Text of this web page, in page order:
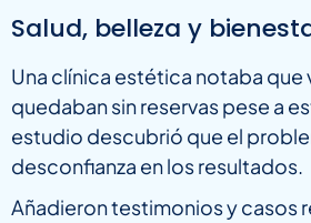
Salud, belleza y
Una clínica estética notaba
quedaban sin reservas pese a
estudio descubrió que el
desconfianza en los resultados.
Añadieron testimonios y casos